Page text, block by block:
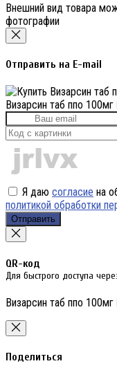
Внешний вид товара
фотографии
Отправить на E-mail
Визарсин таб ппо
Я даю согласие на
политикой обработки
Отправить
QR-код
Для быстрого доступа
Визарсин таб ппо
Поделиться